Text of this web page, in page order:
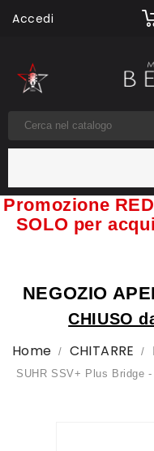
Accedi
Promozione
SOLO per
NEGOZIO
CHIUSO
Home CHITARRE
SUHR SSV+ Plus Bridge